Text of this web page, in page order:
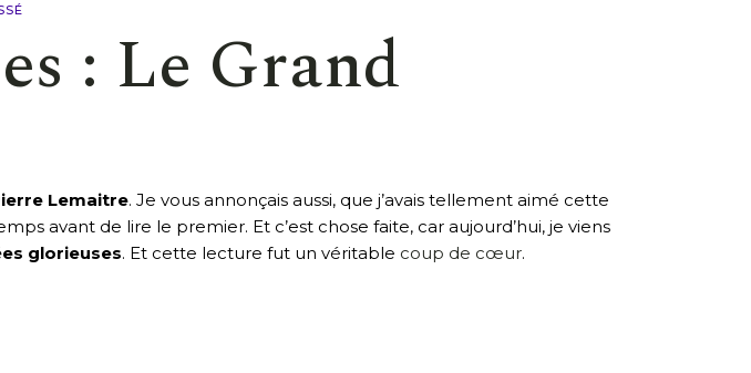
: Le Grand
Lemaitre. Je vous annonçais aussi, que j’avais tellement aimé cette
avant de lire le premier. Et c’est chose faite, car aujourd’hui, je viens
glorieuses. Et cette lecture fut un véritable coup de cœur.